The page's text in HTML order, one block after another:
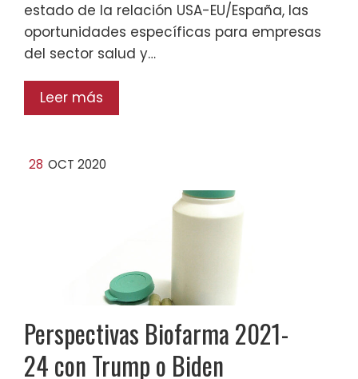
estado de la relación USA-EU/España, las
oportunidades específicas para empresas
del sector salud y…
Leer más
28 OCT 2020
Perspectivas Biofarma 2021-
24 con Trump o Biden